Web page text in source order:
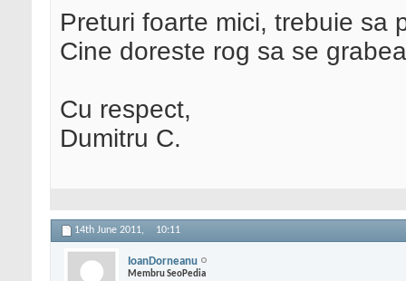
Preturi foarte mici, trebuie sa
Cine doreste rog sa se
Cu respect,
Dumitru C.
14th June 2011, 10:11
IoanDorneanu
Membru SeoPedia